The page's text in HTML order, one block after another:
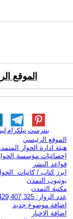
الموقع
تيلكرامبنترست
الموقع الرئيسي
هيئة ادارة الحوار
إحصائيات مؤسسة
قواعد النشر
ابرز كتاب / كاتبات
يوتيوب التمدن
مكتبة التمدن
عدد الزوار: 3,429,407,325
اضافة موضوع جديد
اضافة الاخبار